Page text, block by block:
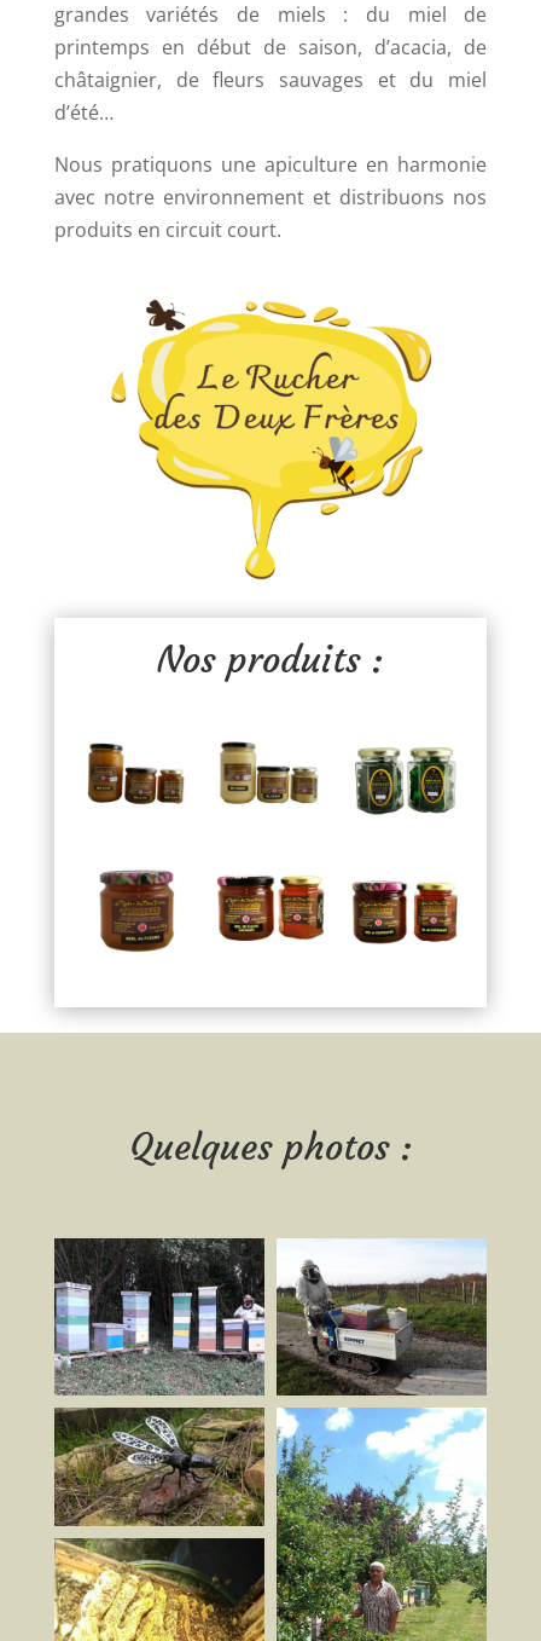
grandes variétés de miels : du miel de
printemps en début de saison, d’acacia, de
châtaignier, de fleurs sauvages et du miel
d’été…
Nous pratiquons une apiculture en harmonie
avec notre environnement et distribuons nos
produits en circuit court.
Nos produits :
Quelques photos :